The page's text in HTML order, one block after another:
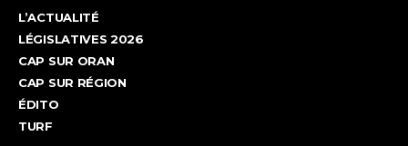
L’ACTUALITÉ
LÉGISLATIVES 2026
CAP SUR ORAN
CAP SUR RÉGION
ÉDITO
TURF